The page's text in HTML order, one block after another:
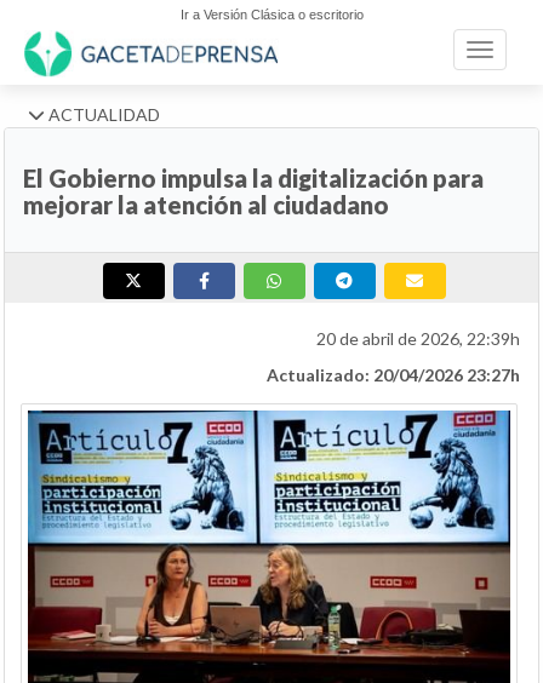
Ir a Versión Clásica o escritorio
Toggle
ACTUALIDAD
El Gobierno impulsa la digitalización para
mejorar la atención al ciudadano
20 de abril de 2026, 22:39h
Actualizado: 20/04/2026 23:27h